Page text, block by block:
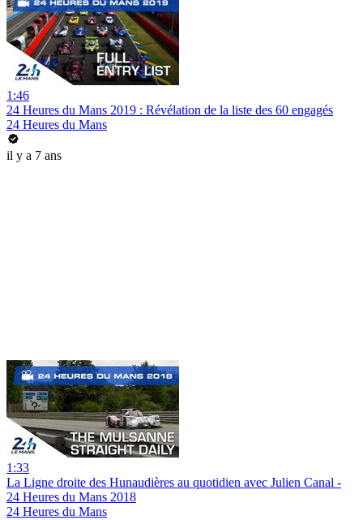
1:46
24 Heures du Mans 2019 : Révélation de la liste des 60 engagés
24 Heures du Mans
il y a 7 ans
1:33
La Ligne droite des Hunaudières au quotidien avec Julien Canal -
24 Heures du Mans 2018
24 Heures du Mans